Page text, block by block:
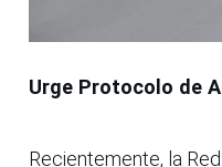
Urge Protocolo de
Recientemente, la